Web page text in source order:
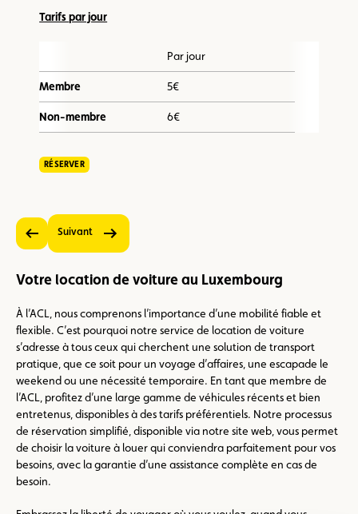
Tarifs par jour
Par jour
Membre 5€
Non-membre 6€
RÉSERVER
Précédent
Suivant
Votre location de voiture au Luxembourg
À l’ACL, nous comprenons l’importance d’une mobilité fiable et
flexible. C’est pourquoi notre service de location de voiture
s’adresse à tous ceux qui cherchent une solution de transport
pratique, que ce soit pour un voyage d’affaires, une escapade le
weekend ou une nécessité temporaire. En tant que membre de
l’ACL, profitez d’une large gamme de véhicules récents et bien
entretenus, disponibles à des tarifs préférentiels. Notre processus
de réservation simplifié, disponible via notre site web, vous permet
de choisir la voiture à louer qui conviendra parfaitement pour vos
besoins, avec la garantie d’une assistance complète en cas de
besoin.